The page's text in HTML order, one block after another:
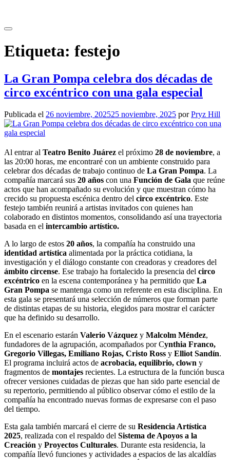
contenido
Etiqueta: festejo
La Gran Pompa celebra dos décadas de
circo excéntrico con una gala especial
Publicada el 26 noviembre, 202525 noviembre, 2025 porPryz Hill
Al entrar al Teatro Benito Juárez el próximo 28 de noviembre, a
las 20:00 horas, me encontraré con un ambiente construido para
celebrar dos décadas de trabajo continuo de La Gran Pompa. La
compañía marcará sus 20 años con una Función de Gala que reúne
actos que han acompañado su evolución y que muestran cómo ha
crecido su propuesta escénica dentro del circo excéntrico. Este
festejo también reunirá a artistas invitados con quienes han
colaborado en distintos momentos, consolidando así una trayectoria
basada en el intercambio artístico.
A lo largo de estos 20 años, la compañía ha construido una
identidad artística alimentada por la práctica cotidiana, la
investigación y el diálogo constante con creadoras y creadores del
ámbito circense. Ese trabajo ha fortalecido la presencia del circo
excéntrico en la escena contemporánea y ha permitido que La
Gran Pompa se mantenga como un referente en esta disciplina. En
esta gala se presentará una selección de números que forman parte
de distintas etapas de su historia, elegidos para mostrar el carácter
que ha definido su desarrollo.
En el escenario estarán Valerio Vázquez y Malcolm Méndez,
fundadores de la agrupación, acompañados por Cynthia Franco,
Gregorio Villegas, Emiliano Rojas, Cristo Ross y Elliot Sandín.
El programa incluirá actos de acrobacia, equilibrio, clown y
fragmentos de montajes recientes. La estructura de la función busca
ofrecer versiones cuidadas de piezas que han sido parte esencial de
su repertorio, permitiendo al público observar cómo el estilo de la
compañía ha encontrado nuevas formas de expresarse con el paso
del tiempo.
Esta gala también marcará el cierre de su Residencia Artística
2025, realizada con el respaldo del Sistema de Apoyos a la
Creación y Proyectos Culturales. Durante esta residencia, la
compañía llevó funciones y actividades a espacios de las alcaldías